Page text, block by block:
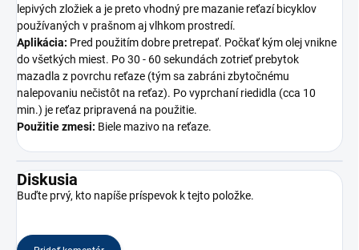
lepivých zložiek a je preto vhodný pre mazanie reťazí bicyklov
používaných v prašnom aj vlhkom prostredí.
Aplikácia: Pred použitím dobre pretrepať. Počkať kým olej vnikne
do všetkých miest. Po 30 - 60 sekundách zotrieť prebytok
mazadla z povrchu reťaze (tým sa zabráni zbytočnému
nalepovaniu nečistôt na reťaz). Po vyprchaní riedidla (cca 10
min.) je reťaz pripravená na použitie.
Použitie zmesi: Biele mazivo na reťaze.
Diskusia
Buďte prvý, kto napíše príspevok k tejto položke.